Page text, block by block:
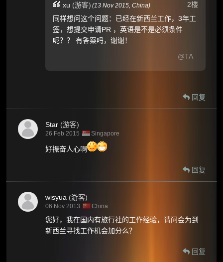
2楼
xu (游客) (13 Nov 2015,China)
同样想问这个问题：已经在新西兰工作，3年工
签，想提交申请PR ，英语是不是必须条件
呢？？ 有答案吗，谢谢！
@TA
回复
Star (游客)
26 Feb 2015 Singapore
好振奋人心啊
回复
wisyua (游客)
06 Nov 2013 China
您好，我在国内有旅行社的工作经验，请问会为到
新西兰寻找工作机会加分么？
回复